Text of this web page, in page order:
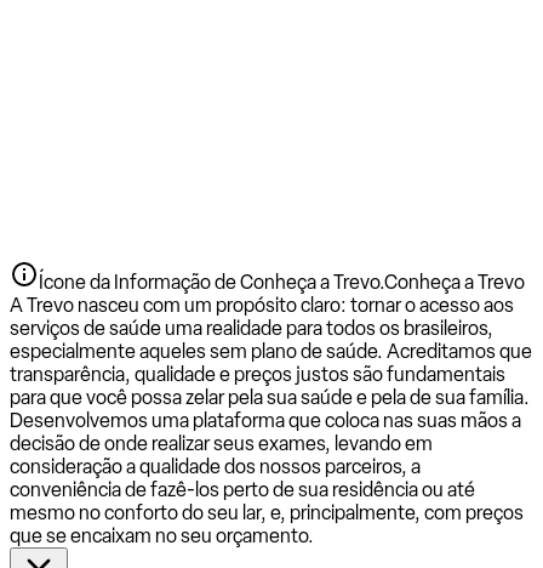
Ícone da Informação de Conheça a Trevo.Conheça a Trevo
A Trevo nasceu com um propósito claro: tornar o acesso aos
serviços de saúde uma realidade para todos os brasileiros,
especialmente aqueles sem plano de saúde. Acreditamos que
transparência, qualidade e preços justos são fundamentais
para que você possa zelar pela sua saúde e pela de sua família.
Desenvolvemos uma plataforma que coloca nas suas mãos a
decisão de onde realizar seus exames, levando em
consideração a qualidade dos nossos parceiros, a
conveniência de fazê-los perto de sua residência ou até
mesmo no conforto do seu lar, e, principalmente, com preços
que se encaixam no seu orçamento.